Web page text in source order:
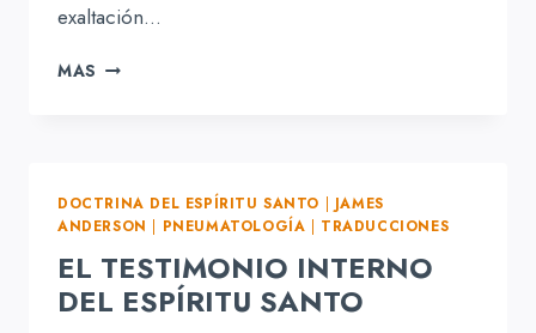
exaltación…
MAS EL
DOCTRINA DEL ESPÍRITU SANTO | JAMES
ANDERSON | PNEUMATOLOGÍA | TRADUCCIONES
EL TESTIMONIO INTERNO
DEL ESPÍRITU SANTO